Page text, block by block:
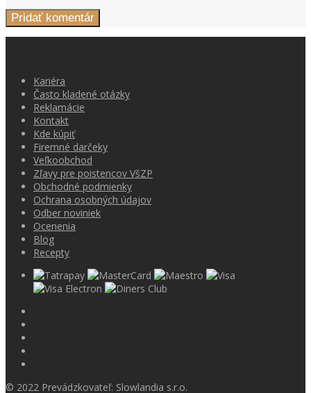
Kariéra
Často kladené otázky
Reklamácie
Kontakt
Kde kúpiť
Firemné darčeky
Veľkoobchod
Zľavy pre poistencov VšZP
Obchodné podmienky
Ochrana osobných údajov
Odber noviniek
Ocenenia
Blog
Recepty
© 2022 Prevádzkovateľ: Slowlandia s.r.o.